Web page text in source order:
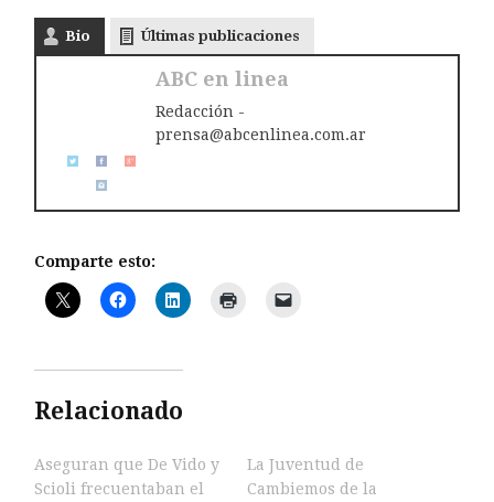
Bio Últimas publicaciones
ABC en linea
Redacción -
prensa@abcenlinea.com.ar
Comparte esto:
Relacionado
Aseguran que De Vido y
Scioli frecuentaban el
La Juventud de
Cambiemos de la